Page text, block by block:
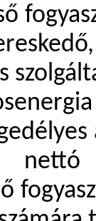
nettó